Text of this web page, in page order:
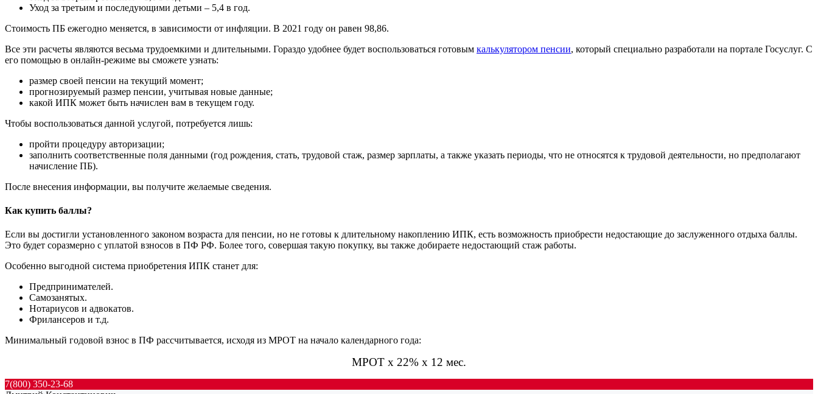
Уход за третьим и последующими детьми – 5,4 в год.
Стоимость ПБ ежегодно меняется, в зависимости от инфляции. В 2021 году он равен 98,86.
Все эти расчеты являются весьма трудоемкими и длительными. Гораздо удобнее будет воспользоваться готовым калькулятором пенсии, который специально разработали на портале Госуслуг. С
его помощью в онлайн-режиме вы сможете узнать:
размер своей пенсии на текущий момент;
прогнозируемый размер пенсии, учитывая новые данные;
какой ИПК может быть начислен вам в текущем году.
Чтобы воспользоваться данной услугой, потребуется лишь:
пройти процедуру авторизации;
заполнить соответственные поля данными (год рождения, стать, трудовой стаж, размер зарплаты, а также указать периоды, что не относятся к трудовой деятельности, но предполагают
начисление ПБ).
После внесения информации, вы получите желаемые сведения.
Как купить баллы?
Если вы достигли установленного законом возраста для пенсии, но не готовы к длительному накоплению ИПК, есть возможность приобрести недостающие до заслуженного отдыха баллы.
Это будет соразмерно с уплатой взносов в ПФ РФ. Более того, совершая такую покупку, вы также добираете недостающий стаж работы.
Особенно выгодной система приобретения ИПК станет для:
Предпринимателей.
Самозанятых.
Нотариусов и адвокатов.
Фрилансеров и т.д.
Минимальный годовой взнос в ПФ рассчитывается, исходя из МРОТ на начало календарного года:
МРОТ х 22% х 12 мес.
7(800) 350-23-68